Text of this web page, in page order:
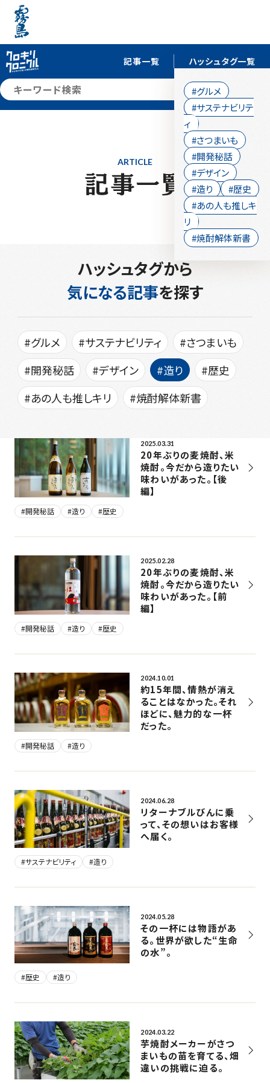
記事一覧 ハッシュタグ一覧
#グルメ
#サステナビリテ
ィ
#さつまいも
#開発秘話
#デザイン
#造り
#歴史
#あの人も推しキ
リ
#焼酎解体新書
ARTICLE
ハッシュタグから
気になる記事を探す
#グルメ #サステナビリティ
#さつまいも
#開発秘話
#デザイン #造り
#歴史
#あの人も推しキリ
#焼酎解体新書
2025.03.31
20年ぶりの麦焼酎、米
焼酎。今だから造りたい
味わいがあった。【後
編】
#開発秘話 #造り #歴史
2025.02.28
20年ぶりの麦焼酎、米
焼酎。今だから造りたい
味わいがあった。【前
編】
#開発秘話 #造り #歴史
2024.10.01
約15年間、情熱が消え
ることはなかった。それ
ほどに、魅力的な一杯
だった。
#開発秘話 #造り
2024.06.28
リターナブルびんに乗
って、その想いはお客様
へ届く。
#サステナビリティ #造り
2024.05.28
その一杯には物語があ
る。世界が欲した“生命
の水”。
#歴史 #造り
2024.03.22
芋焼酎メーカーがさつ
まいもの苗を育てる、畑
違いの挑戦に迫る。